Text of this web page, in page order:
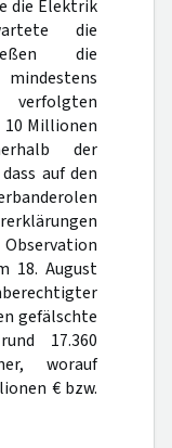
die Elektrik
die
die
Millionen
der
auf den
18. August
gefälschte
17.360
worauf
€ bzw.